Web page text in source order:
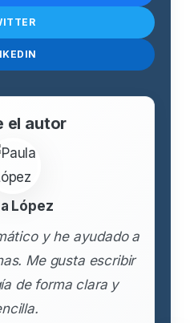
el autor
López
y he ayudado a
Me gusta escribir
de forma clara y